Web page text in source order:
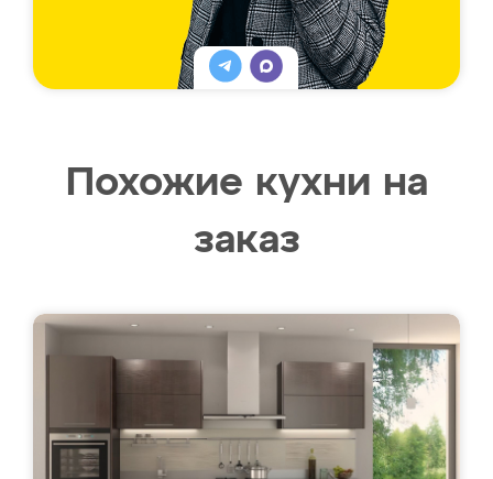
Похожие кухни на
заказ